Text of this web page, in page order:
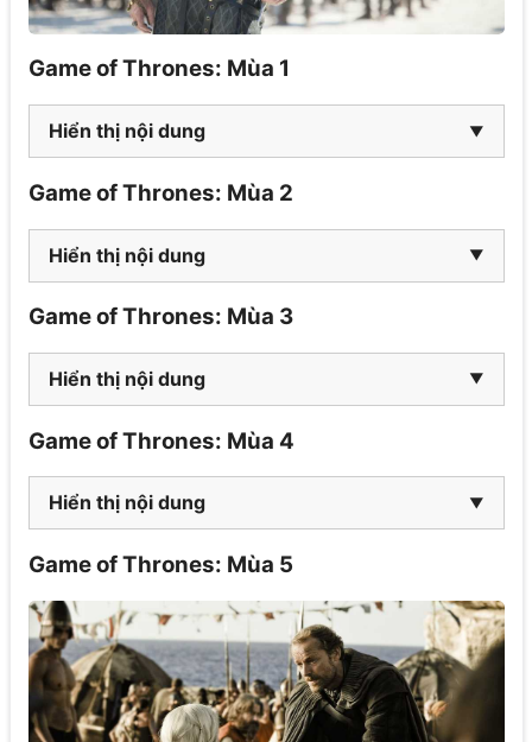
Game of Thrones: Mùa 1
Hiển thị nội dung
Game of Thrones: Mùa 2
Hiển thị nội dung
Game of Thrones: Mùa 3
Hiển thị nội dung
Game of Thrones: Mùa 4
Hiển thị nội dung
Game of Thrones: Mùa 5